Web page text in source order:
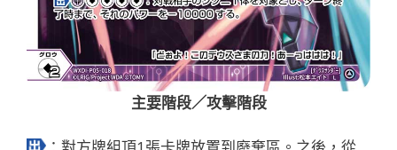
主要階段／攻擊階段